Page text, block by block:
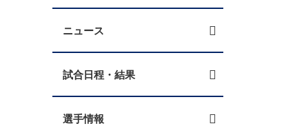
ニュース
試合日程・結果
選手情報